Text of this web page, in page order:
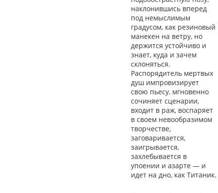
наклонившись вперед
под немыслимым
градусом, как резиновый
манекен на ветру, но
держится устойчиво и
знает, куда и зачем
склоняться.
Распорядитель мертвых
душ импровизирует
свою пьесу, мгновенно
сочиняет сценарии,
входит в раж, воспаряет
в своем невообразимом
творчестве,
заговаривается,
заигрывается,
захлебывается в
упоении и азарте — и
идет на дно, как Титаник.